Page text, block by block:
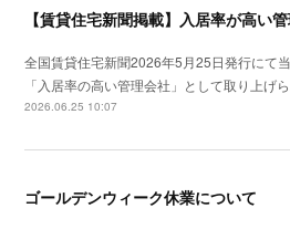
全国賃貸住宅新聞2026年5月25日発行にて
「入居率の高い管理会社」として取り上げ
2026.06.25 10:07
ゴールデンウィーク休業について